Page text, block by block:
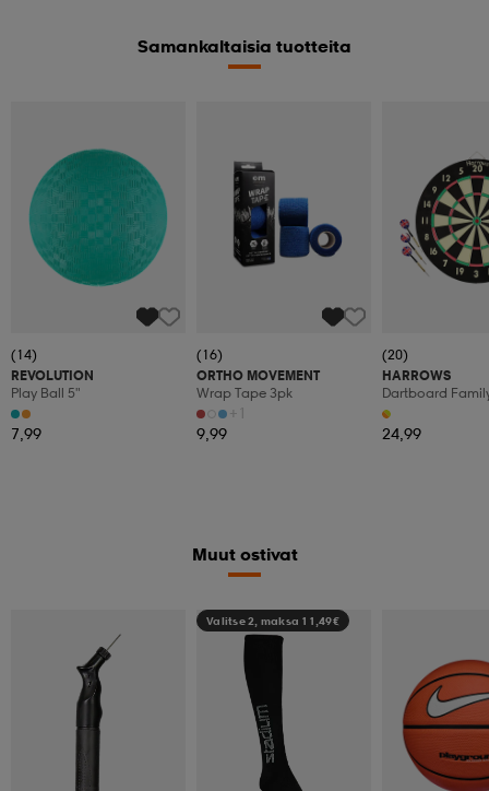
Samankaltaisia tuotteita
(14)
REVOLUTION
Play Ball 5"
7,99
(16)
ORTHO MOVEMENT
Wrap Tape 3pk
+1
9,99
(20)
HARROWS
Dartboard
Dartgame
24,99
Muut ostivat
Valitse 2, maksa 11,49€